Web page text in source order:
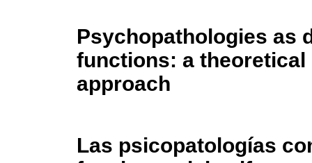
Psychopathologies as
functions: a
approach
Las psicopatologías